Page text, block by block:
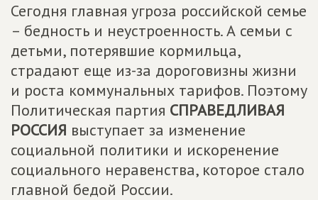
Сегодня главная угроза российской семье
– бедность и неустроенность. А семьи с
детьми, потерявшие кормильца,
страдают еще из-за дороговизны жизни
и роста коммунальных тарифов. Поэтому
Политическая партия СПРАВЕДЛИВАЯ
РОССИЯ выступает за изменение
социальной политики и искоренение
социального неравенства, которое стало
главной бедой России.